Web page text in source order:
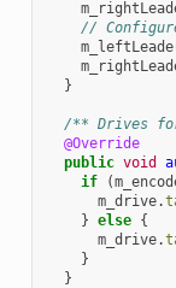
//
}
/** Drives
@Override
public void
if
(
m_drive.
} else {
m_drive.
}
}